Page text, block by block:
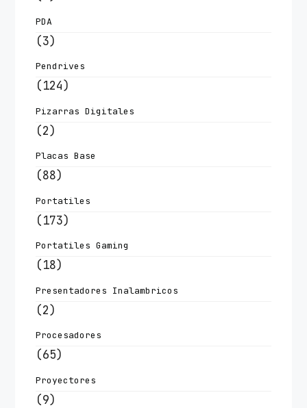
PDA
(3)
Pendrives
(124)
Pizarras Digitales
(2)
Placas Base
(88)
Portatiles
(173)
Portatiles Gaming
(18)
Presentadores Inalambricos
(2)
Procesadores
(65)
Proyectores
(9)